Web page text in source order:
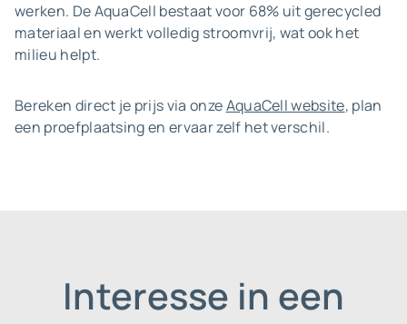
werken. De AquaCell bestaat voor 68% uit gerecycled
materiaal en werkt volledig stroomvrij, wat ook het
milieu helpt.
Bereken direct je prijs via onzeAquaCell website, plan
een proefplaatsing en ervaar zelf het verschil.
Interesse in een